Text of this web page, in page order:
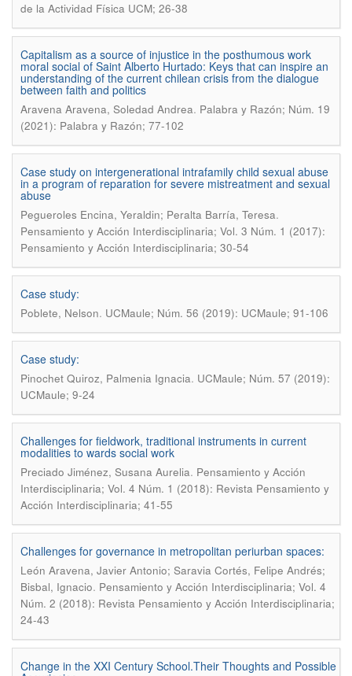
de la Actividad Física UCM; 26-38
Capitalism as a source of injustice in the posthumous work
moral social of Saint Alberto Hurtado: Keys that can inspire an
understanding of the current chilean crisis from the dialogue
between faith and politics
Aravena Aravena, Soledad Andrea. Palabra y Razón; Núm. 19
(2021): Palabra y Razón; 77-102
Case study on intergenerational intrafamily child sexual abuse
in a program of reparation for severe mistreatment and sexual
abuse
Pegueroles Encina, Yeraldin; Peralta Barría, Teresa.
Pensamiento y Acción Interdisciplinaria; Vol. 3 Núm. 1 (2017):
Pensamiento y Acción Interdisciplinaria; 30-54
Case study:
Poblete, Nelson. UCMaule; Núm. 56 (2019): UCMaule; 91-106
Case study:
Pinochet Quiroz, Palmenia Ignacia. UCMaule; Núm. 57 (2019):
UCMaule; 9-24
Challenges for fieldwork, traditional instruments in current
modalities to wards social work
Preciado Jiménez, Susana Aurelia. Pensamiento y Acción
Interdisciplinaria; Vol. 4 Núm. 1 (2018): Revista Pensamiento y
Acción Interdisciplinaria; 41-55
Challenges for governance in metropolitan periurban spaces:
León Aravena, Javier Antonio; Saravia Cortés, Felipe Andrés;
Bisbal, Ignacio. Pensamiento y Acción Interdisciplinaria; Vol. 4
Núm. 2 (2018): Revista Pensamiento y Acción Interdisciplinaria;
24-43
Change in the XXI Century School.Their Thoughts and Possible